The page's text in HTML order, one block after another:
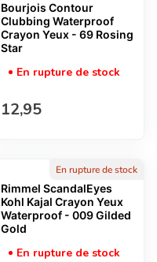
Bourjois Contour
Clubbing Waterproof
Crayon Yeux - 69 Rosing
Star
En rupture de stock
Prix normal
12,95
En rupture de stock
Rimmel ScandalEyes
Kohl Kajal Crayon Yeux
Waterproof - 009 Gilded
Gold
En rupture de stock